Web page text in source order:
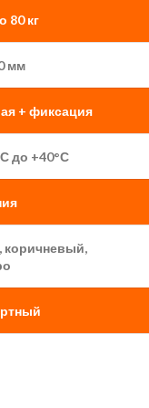
80 кг
мм
+ фиксация
до +40°С
коричневый,